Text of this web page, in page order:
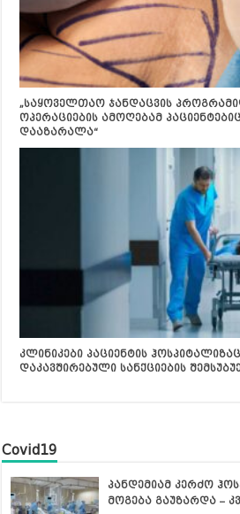
„საყოველთაო ჯანდაცვის
ოპერაციების ამოღებამ
დააზარალა“
კლინიკები პაციენტის
დაკავშირებული სანქციების
Covid19
პანდემიამ კერძო
მოგება გაუზარდა –